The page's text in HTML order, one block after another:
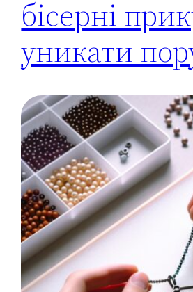
бісерні
уникати